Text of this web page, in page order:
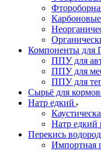
Компоненты для
ППУ для
ППУ для
ППУ для
Сырьё для
Натр едкий
Натр едкий
Перекись
Импортная